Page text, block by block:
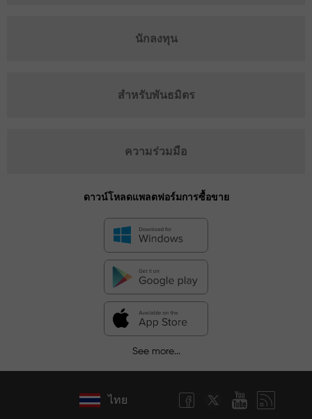
นักลงทุน
สำหรับพันธมิตร
ความร่วมมือ
ดาวน์โหลดแพลตฟอร์มการซื้อขาย
See more...
ไทย